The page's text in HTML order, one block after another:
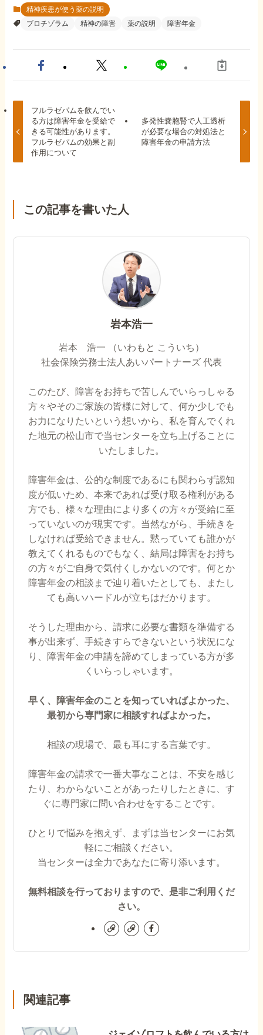
精神疾患が使う薬の説明
ブロチゾラム
精神の障害 薬の説明 障害年金
フルラゼパムを飲んでい
る方は障害年金を受給で
きる可能性があります。
フルラゼパムの効果と副
作用について
多発性嚢胞腎で人工透析
が必要な場合の対処法と
障害年金の申請方法
この記事を書いた人
岩本浩一
岩本 浩一 （いわもと こういち）
社会保険労務士法人あいパートナーズ 代表
このたび、障害をお持ちで苦しんでいらっしゃる
方々やそのご家族の皆様に対して、何か少しでも
お力になりたいという想いから、私を育んでくれ
た地元の松山市で当センターを立ち上げることに
いたしました。
障害年金は、公的な制度であるにも関わらず認知
度が低いため、本来であれば受け取る権利がある
方でも、様々な理由により多くの方々が受給に至
っていないのが現実です。当然ながら、手続きを
しなければ受給できません。黙っていても誰かが
教えてくれるものでもなく、結局は障害をお持ち
の方々がご自身で気付くしかないのです。何とか
障害年金の相談まで辿り着いたとしても、またし
ても高いハードルが立ちはだかります。
そうした理由から、請求に必要な書類を準備する
事が出来ず、手続きすらできないという状況にな
り、障害年金の申請を諦めてしまっている方が多
くいらっしゃいます。
早く、障害年金のことを知っていればよかった、
最初から専門家に相談すればよかった。
相談の現場で、最も耳にする言葉です。
障害年金の請求で一番大事なことは、不安を感じ
たり、わからないことがあったりしたときに、す
ぐに専門家に問い合わせをすることです。
ひとりで悩みを抱えず、まずは当センターにお気
軽にご相談ください。
当センターは全力であなたに寄り添います。
無料相談を行っておりますので、是非ご利用くだ
さい。
関連記事